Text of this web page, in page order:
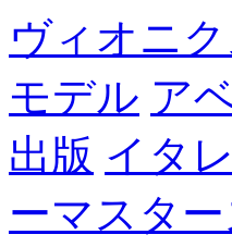
ヴィオニク
モデル ア
出版 イタ
ーマスタ